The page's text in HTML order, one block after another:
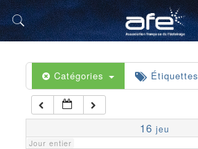
Catégories Étiquettes
16 jeu
Jour entier
5 h 00 min
6 h 00 min
7 h 00 min